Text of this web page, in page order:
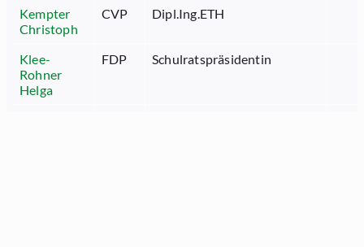
Kempter
Christoph
CVP Dipl.Ing.ETH
Klee-
Rohner
Helga
FDP Schulratspräsidentin